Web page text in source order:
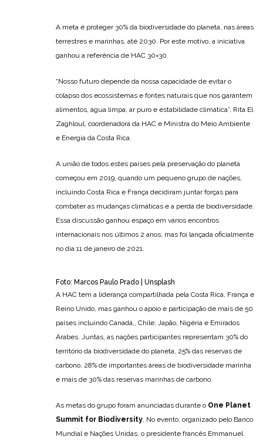
A meta é proteger 30% da biodiversidade do planeta, nas áreas
terrestres e marinhas, até 2030. Por este motivo, a iniciativa
ganhou a referência de HAC 30×30.
“Nosso futuro depende da nossa capacidade de evitar o
colapso dos ecossistemas e fontes naturais que nos garantem
alimentos, água limpa, ar puro e estabilidade climática”, Rita El
Zaghloul, coordenadora da HAC e Ministra do Meio Ambiente
e Energia da Costa Rica.
A união de todos estes países pela preservação do planeta
começou em 2019, quando um pequeno grupo de nações,
incluindo Costa Rica e França decidiram juntar forças para
combater as mudanças climáticas e a perda de biodiversidade.
Essa discussão ganhou espaço em vários encontros
internacionais nos últimos 2 anos, mas foi lançada oficialmente
no dia 11 de janeiro de 2021.
Foto: Marcos Paulo Prado | Unsplash
A HAC tem a liderança compartilhada pela Costa Rica, França e
Reino Unido, mas ganhou o apoio e participação de mais de 50
países incluindo Canadá,, Chile, Japão, Nigéria e Emirados
Árabes. Juntas, as nações participantes representam 30% do
território da biodiversidade do planeta, 25% das reservas de
carbono, 28% de importantes áreas de biodiversidade marinha
e mais de 30% das reservas marinhas de carbono.
As metas do grupo foram anunciadas durante o One Planet
Summit for Biodiversity. No evento, organizado pelo Banco
Mundial e Nações Unidas, o presidente francês Emmanuel